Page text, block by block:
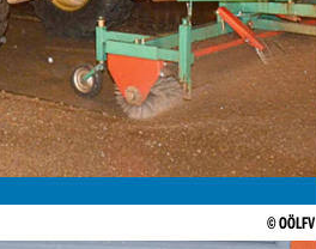
© OÖLFV